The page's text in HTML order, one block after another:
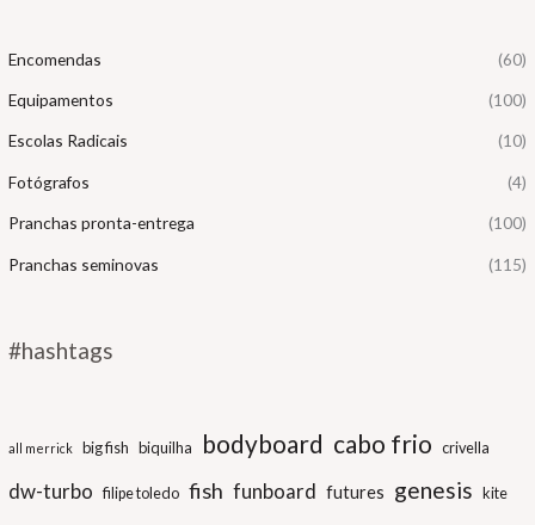
Encomendas (60)
Equipamentos (100)
Escolas Radicais (10)
Fotógrafos (4)
Pranchas pronta-entrega (100)
Pranchas seminovas (115)
#hashtags
all merrick big fish biquilha bodyboard cabo frio crivella
dw-turbo filipe toledo fish funboard futures genesis kite